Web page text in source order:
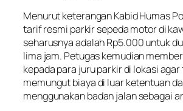
Menurut keterangan Kabid Humas
tarif resmi parkir sepeda motor di
seharusnya adalah Rp5.000 untuk
lima jam. Petugas kemudian
kepada para juru parkir di lokasi
memungut biaya di luar ketentuan
menggunakan badan jalan sebagai